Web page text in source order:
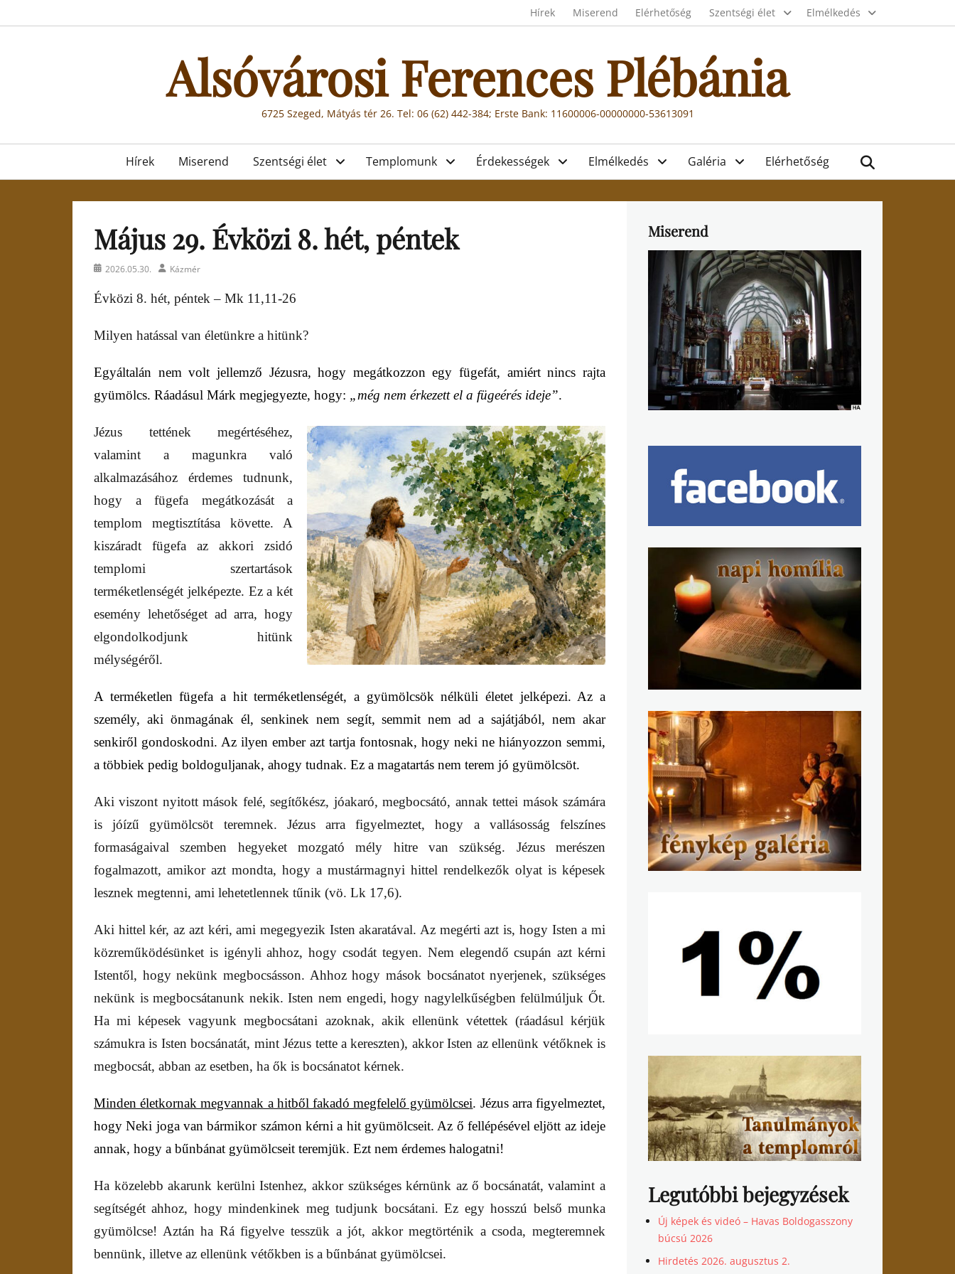
to
Header menu
Hírek Miserend Elérhetőség Szentségi élet Elmélkedés
Alsóvárosi Ferences Plébánia
6725 Szeged, Mátyás tér 26. Tel: 06 (62) 442-384; Erste Bank: 11600006-00000000-53613091
Primary
menu
Hírek Miserend Szentségi élet Templomunk Érdekességek Elmélkedés Galéria Elérhetőség
Május 29. Évközi 8. hét, péntek
Posted2026.05.30. AuthorKázmér
Évközi 8. hét, péntek – Mk 11,11-26
Milyen hatással van életünkre a hitünk?
Egyáltalán nem volt jellemző Jézusra, hogy megátkozzon egy fügefát, amiért nincs rajta
gyümölcs. Ráadásul Márk megjegyezte, hogy: „még nem érkezett el a fügeérés ideje”.
Jézus tettének megértéséhez,
valamint a magunkra való
alkalmazásához érdemes tudnunk,
hogy a fügefa megátkozását a
templom megtisztítása követte. A
kiszáradt fügefa az akkori zsidó
templomi szertartások
terméketlenségét jelképezte. Ez a két
esemény lehetőséget ad arra, hogy
elgondolkodjunk hitünk
mélységéről.
A terméketlen fügefa a hit terméketlenségét, a gyümölcsök nélküli életet jelképezi. Az a
személy, aki önmagának él, senkinek nem segít, semmit nem ad a sajátjából, nem akar
senkiről gondoskodni. Az ilyen ember azt tartja fontosnak, hogy neki ne hiányozzon semmi,
a többiek pedig boldoguljanak, ahogy tudnak. Ez a magatartás nem terem jó gyümölcsöt.
Aki viszont nyitott mások felé, segítőkész, jóakaró, megbocsátó, annak tettei mások számára
is jóízű gyümölcsöt teremnek. Jézus arra figyelmeztet, hogy a vallásosság felszínes
formaságaival szemben hegyeket mozgató mély hitre van szükség. Jézus merészen
fogalmazott, amikor azt mondta, hogy a mustármagnyi hittel rendelkezők olyat is képesek
lesznek megtenni, ami lehetetlennek tűnik (vö. Lk 17,6).
Aki hittel kér, az azt kéri, ami megegyezik Isten akaratával. Az megérti azt is, hogy Isten a mi
közreműködésünket is igényli ahhoz, hogy csodát tegyen. Nem elegendő csupán azt kérni
Istentől, hogy nekünk megbocsásson. Ahhoz hogy mások bocsánatot nyerjenek, szükséges
nekünk is megbocsátanunk nekik. Isten nem engedi, hogy nagylelkűségben felülmúljuk Őt.
Ha mi képesek vagyunk megbocsátani azoknak, akik ellenünk vétettek (ráadásul kérjük
számukra is Isten bocsánatát, mint Jézus tette a kereszten), akkor Isten az ellenünk vétőknek is
megbocsát, abban az esetben, ha ők is bocsánatot kérnek.
Minden életkornak megvannak a hitből fakadó megfelelő gyümölcsei. Jézus arra figyelmeztet,
hogy Neki joga van bármikor számon kérni a hit gyümölcseit. Az ő fellépésével eljött az ideje
annak, hogy a bűnbánat gyümölcseit teremjük. Ezt nem érdemes halogatni!
Ha közelebb akarunk kerülni Istenhez, akkor szükséges kérnünk az ő bocsánatát, valamint a
segítségét ahhoz, hogy mindenkinek meg tudjunk bocsátani. Ez egy hosszú belső munka
gyümölcse! Aztán ha Rá figyelve tesszük a jót, akkor megtörténik a csoda, megteremnek
bennünk, illetve az ellenünk vétőkben is a bűnbánat gyümölcsei.
Miserend
Legutóbbi bejegyzések
Új képek és videó – Havas Boldogasszony
búcsú 2026
Hirdetés 2026. augusztus 2.